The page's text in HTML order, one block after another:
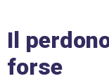
Il
forse